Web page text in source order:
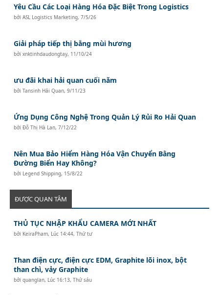
Yêu Cầu Các Loại Hàng Hóa Đặc Biệt Trong Logistics
bởiASL Logistics Marketing,7/5/26
Giải pháp tiếp thị bằng mùi hương
bởixnktinhdaudongtay, 11/10/24
ưu đãi khai hải quan cuối năm
bởiTansinh Hải Quan,9/11/23
Ứng Dụng Công Nghệ Trong Quản Lý Rủi Ro Hải Quan
bởiĐỗ Thị Hà Lan,7/12/22
Nên Mua Bảo Hiểm Hàng Hóa Vận Chuyển Bằng
Đường Biển Hay Không?
bởi Legend Shipping, 15/8/22
ĐƯỢC QUAN TÂM
THỦ TỤC NHẬP KHẨU CAMERA MỚI NHẤT
bởi KeiraPham, Lúc 14:44, Thứ tư
Than điện cực, điện cực EDM, Graphite lõi inox, bột
than chì, vảy Graphite
bởiquanglan, Lúc 16:13, Thứ sáu